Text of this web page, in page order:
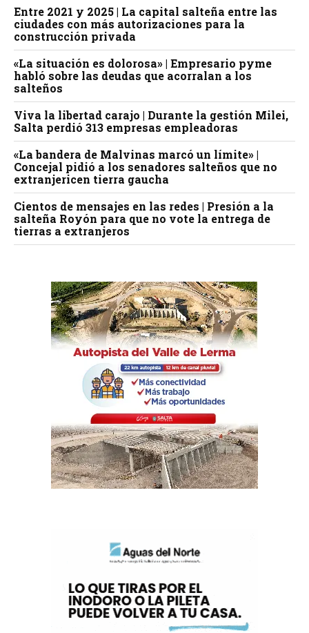
Entre 2021 y 2025 | La capital salteña entre las
ciudades con más autorizaciones para la
construcción privada
«La situación es dolorosa» | Empresario pyme
habló sobre las deudas que acorralan a los
salteños
Viva la libertad carajo | Durante la gestión Milei,
Salta perdió 313 empresas empleadoras
«La bandera de Malvinas marcó un límite» |
Concejal pidió a los senadores salteños que no
extranjericen tierra gaucha
Cientos de mensajes en las redes | Presión a la
salteña Royón para que no vote la entrega de
tierras a extranjeros